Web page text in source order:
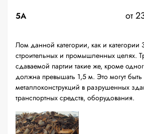
5А от
Лом данной категории, как и категории
строительных и промышленных целях.
сдаваемой партии такие же, кроме
должна превышать 1,5 м. Это могут
металлоконструкций в разрушенных
транспортных средств, оборудования.